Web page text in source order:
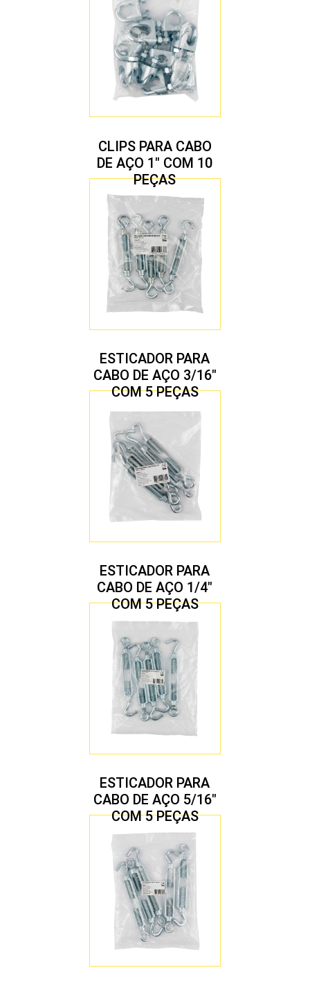
CLIPS PARA CABO
DE AÇO 1″ COM 10
PEÇAS
ESTICADOR PARA
CABO DE AÇO 3/16″
COM 5 PEÇAS
ESTICADOR PARA
CABO DE AÇO 1/4″
COM 5 PEÇAS
ESTICADOR PARA
CABO DE AÇO 5/16″
COM 5 PEÇAS